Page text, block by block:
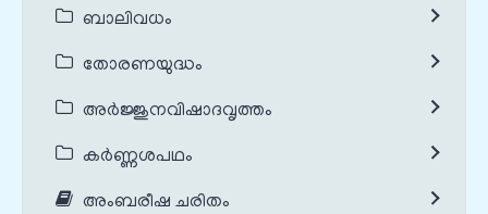
ബാലിവധം
തോരണയുദ്ധം
അർജ്ജുനവിഷാദവൃത്തം
കർണ്ണശപഥം
അംബരീഷ ചരിതം